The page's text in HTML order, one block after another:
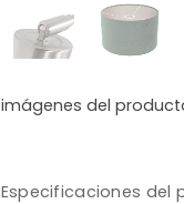
imágenes del
Especificaciones del